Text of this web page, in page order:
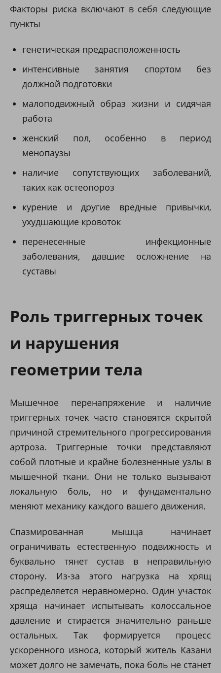
Факторы риска включают в себя следующие
пункты
генетическая предрасположенность
интенсивные занятия спортом без
должной подготовки
малоподвижный образ жизни и сидячая
работа
женский пол, особенно в период
менопаузы
наличие сопутствующих заболеваний,
таких как остеопороз
курение и другие вредные привычки,
ухудшающие кровоток
перенесенные инфекционные
заболевания, давшие осложнение на
суставы
Роль триггерных точек
и нарушения
геометрии тела
Мышечное перенапряжение и наличие
триггерных точек часто становятся скрытой
причиной стремительного прогрессирования
артроза. Триггерные точки представляют
собой плотные и крайне болезненные узлы в
мышечной ткани. Они не только вызывают
локальную боль, но и фундаментально
меняют механикy каждого вашего движения.
Спазмированная мышца начинает
ограничивать естественную подвижность и
буквально тянет сустав в неправильную
сторону. Из-за этого нагрузка на хрящ
распределяется неравномерно. Один участок
хряща начинает испытывать колоссальное
давление и стирается значительно раньше
остальных. Так формируется процесс
ускоренного износа, который житель Казани
может долго не замечать, пока боль не станет